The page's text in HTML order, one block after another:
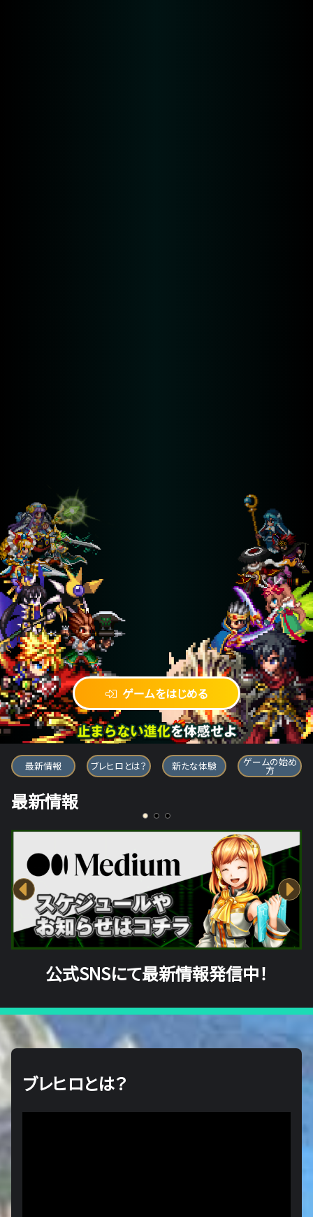
ゲームをはじめる
ブレイブ フロンティア ヒーローズ
最新情報 ブレヒロとは？ 新たな体験 ゲームの始め
方
最新情報
公式SNSにて最新情報発信中！
ブレヒロとは？